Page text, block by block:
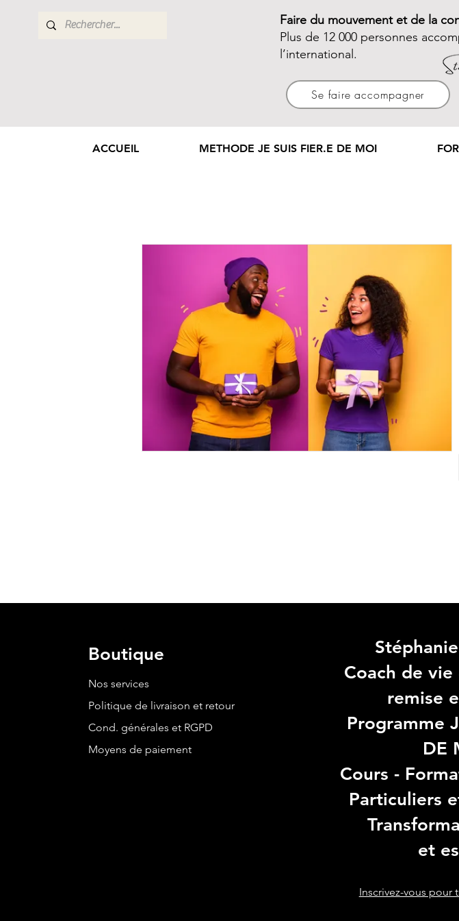
Faire du mouvement et de la
Plus de 12 000 personnes
l’international.
Se faire accompagner
ACCUEIL METHODE JE SUIS FIER.E DE MOI
Boutique
Nos services
Politique de livraison et retour
Cond. générales et RGPD
Moyens de paiement
Coach de
remise
Programme
DE
Cours -
Particuliers
et
Inscrivez-vous pour